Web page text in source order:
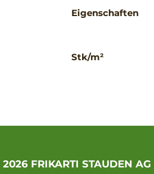
Eigenschaften
Stk/m²
FRIKARTI STAUDEN AG